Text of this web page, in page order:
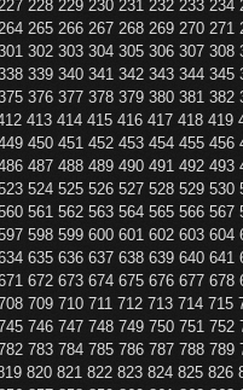
228 229 230 231 232 233 234
265 266 267 268 269 270 271
302 303 304 305 306 307 308
339 340 341 342 343 344 345
376 377 378 379 380 381 382
413 414 415 416 417 418 419
450 451 452 453 454 455 456
487 488 489 490 491 492 493
524 525 526 527 528 529 530
561 562 563 564 565 566 567
598 599 600 601 602 603 604
635 636 637 638 639 640 641
672 673 674 675 676 677 678
709 710 711 712 713 714 715
746 747 748 749 750 751 752
783 784 785 786 787 788 789
820 821 822 823 824 825 826